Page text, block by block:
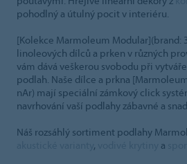
pohodlný a útulný pocit v interiéru.
[Kolekce Marmoleum Modular](brand:
linoleových dílců a prken v různých
vám dává veškerou svobodu při
podlah. Naše dílce a prkna
nAr) mají speciální zámkový click
navrhování vaší podlahy zábavné a
Náš rozsáhlý sortiment podlahy
, a